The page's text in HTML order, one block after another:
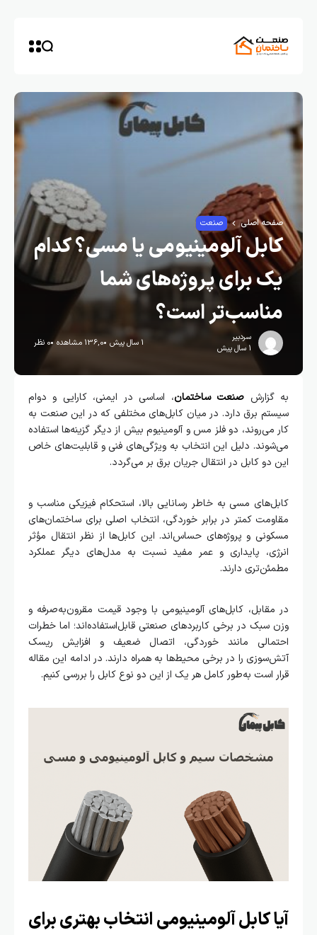
صفحه اصلی صنعت
کابل آلومینیومی یا مسی؟ کدام
یک برای پروژه‌های شما
مناسب‌تر است؟
سردبیر
1 سال پیش
1 سال پیش 136,0 مشاهده 0 نظر
به گزارش صنعت ساختمان، اساسی در ایمنی، کارایی و دوام
سیستم برق دارد. در میان کابل‌های مختلفی که در این صنعت به
کار می‌روند، دو فلز مس و آلومینیوم بیش از دیگر گزینه‌ها استفاده
می‌شوند. دلیل این انتخاب به ویژگی‌های فنی و قابلیت‌های خاص
این دو کابل در انتقال جریان برق بر می‌گردد.
کابل‌های مسی به خاطر رسانایی بالا، استحکام فیزیکی مناسب و
مقاومت کمتر در برابر خوردگی، انتخاب اصلی برای ساختمان‌های
مسکونی و پروژه‌های حساس‌اند. این کابل‌ها از نظر انتقال مؤثر
انرژی، پایداری و عمر مفید نسبت به مدل‌های دیگر عملکرد
مطمئن‌تری دارند.
در مقابل، کابل‌های آلومینیومی با وجود قیمت مقرون‌به‌صرفه‌ و
وزن سبک‌ در برخی کاربردهای صنعتی قابل‌استفاده‌اند؛ اما خطرات
احتمالی مانند خوردگی، اتصال ضعیف و افزایش ریسک
آتش‌سوزی را در برخی محیط‌ها به همراه دارند. در ادامه این مقاله
قرار است به‌طور کامل هر یک از این دو نوع کابل را بررسی کنیم.
آیا کابل آلومینیومی انتخاب بهتری برای